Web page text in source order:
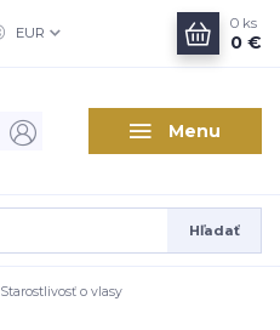
Menu
EUR
Hľadať
0 ks
0 €
Starostlivosť o vlasy